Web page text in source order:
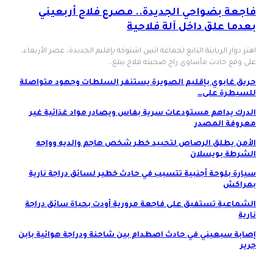
فاجعة بضواحي الجديدة.. مصرع فلاح أربعيني
بعدما علق داخل آلة فلاحية
اهتز دوار الرياينة التابع لجماعة اثنين اشتوكة بإقليم الجديدة، عصر الأربعاء،
على وقع حادث مأساوي راح ضحيته فلاح يبلغ…
حريق غابوي بإقليم الصويرة يستنفر السلطات وجهود متواصلة
للسيطرة على…
الدرك يداهم مستودعات سرية بفاس ويصادر مواد غذائية غير
معروفة المصدر
الأمن يطلق الرصاص لتحييد خطر شخص هاجم والديه وواجه
الشرطة بويسلان
سيارة بلوحة أجنبية تتسبب في حادث خطير لسائق دراجة نارية
بمراكش
الشماعية تستفيق على فاجعة مرورية أودت بحياة سائق دراجة
نارية
إصابة سبعيني في حادث اصطدام بين شاحنة ودراجة هوائية بابن
جرير